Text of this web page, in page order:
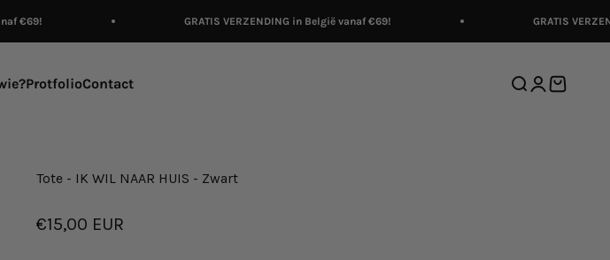
€69! GRATIS VERZENDING in België vanaf €69! GRATIS
ProtfolioContact ZoekenInloggen
Tote - IK WIL NAAR HUIS - Zwart
Aanbiedingsprijs
€15,00 EUR